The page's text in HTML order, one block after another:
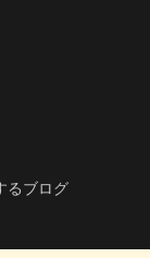
るブログ